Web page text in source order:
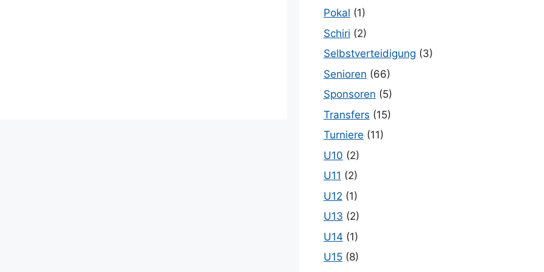
Pokal (1)
Schiri (2)
Selbstverteidigung (3)
Senioren (66)
Sponsoren (5)
Transfers (15)
Turniere (11)
U10 (2)
U11 (2)
U12 (1)
U13 (2)
U14 (1)
U15(8)